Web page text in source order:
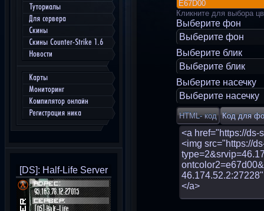
Туториалы
Для сервера
Скины
Скины Counter-Strike 1.6
Новости
Карты
Мониторинг
Компилятор онлайн
Регистрация ника
[DS]: Half-Life Server
Кликните для выбора
Выберите фон
Выберите фон
Выберите блик
Выберите блик
Выберите насечку
Выберите насечку